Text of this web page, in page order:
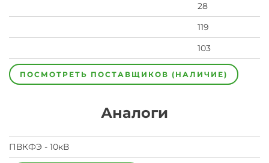
28
119
103
ПОСМОТРЕТЬ ПОСТАВЩИКОВ (НАЛИЧИЕ)
Аналоги
ПВКФЭ - 10кВ